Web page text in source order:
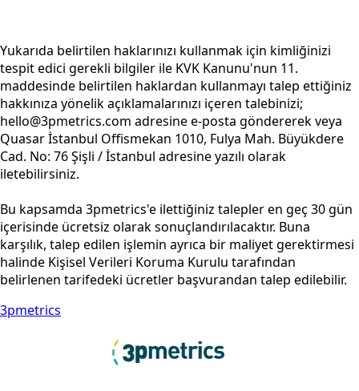
Yukarıda belirtilen haklarınızı kullanmak için kimliğinizi
tespit edici gerekli bilgiler ile KVK Kanunu'nun 11.
maddesinde belirtilen haklardan kullanmayı talep ettiğiniz
hakkınıza yönelik açıklamalarınızı içeren talebinizi;
hello@3pmetrics.com adresine e-posta göndererek veya
Quasar İstanbul Offismekan 1010, Fulya Mah. Büyükdere
Cad. No: 76 Şişli / İstanbul adresine yazılı olarak
iletebilirsiniz.
Bu kapsamda 3pmetrics'e ilettiğiniz talepler en geç 30 gün
içerisinde ücretsiz olarak sonuçlandırılacaktır. Buna
karşılık, talep edilen işlemin ayrıca bir maliyet gerektirmesi
halinde Kişisel Verileri Koruma Kurulu tarafından
belirlenen tarifedeki ücretler başvurandan talep edilebilir.
3pmetrics